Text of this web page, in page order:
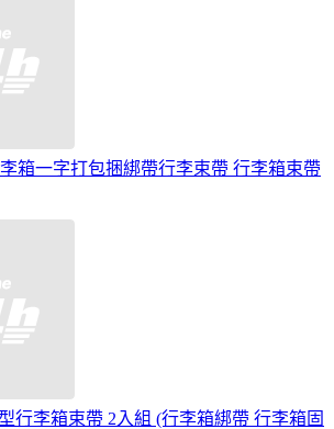
箱一字打包捆綁帶行李束帶 行李箱束帶
行李箱束帶 2入組 (行李箱綁帶 行李箱固